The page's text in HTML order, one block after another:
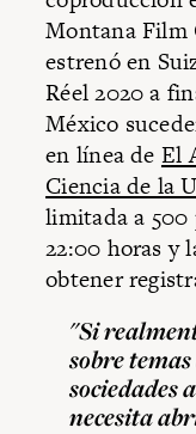
Montana Film
estrenó en
Réel 2020 a
México
en línea de El
Ciencia de la
limitada a 500
22:00 horas y
obtener
"Si
sobre
sociedades
necesita